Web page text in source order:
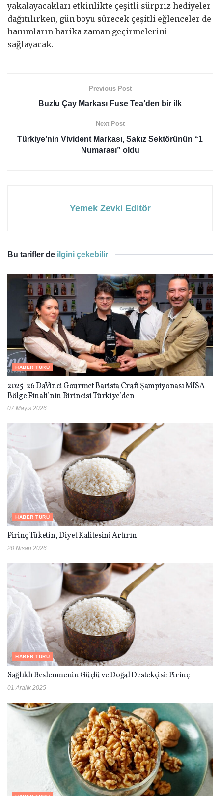
yakalayacakları etkinlikte çeşitli sürpriz hediyeler
dağıtılırken, gün boyu sürecek çeşitli eğlenceler de
hanımların harika zaman geçirmelerini
sağlayacak.
Previous Post
Buzlu Çay Markası Fuse Tea’den bir ilk
Next Post
Türkiye’nin Vivident Markası, Sakız Sektörünün “1
Numarası” oldu
Yemek Zevki Editör
Bu tarifler de ilgini çekebilir
HABER TURU
2025-26 DaVinci Gourmet Barista Craft Şampiyonası MISA
Bölge Finali’nin Birincisi Türkiye’den
07 Mayıs 2026
HABER TURU
Pirinç Tüketin, Diyet Kalitesini Artırın
20 Nisan 2026
HABER TURU
Sağlıklı Beslenmenin Güçlü ve Doğal Destekçisi: Pirinç
01 Aralık 2025